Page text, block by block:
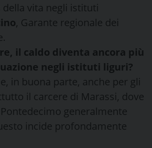
vita negli istituti
, Garante regionale dei
il caldo diventa ancora più
negli istituti liguri?
in buona parte, anche per gli
il carcere di Marassi, dove
generalmente
incide profondamente